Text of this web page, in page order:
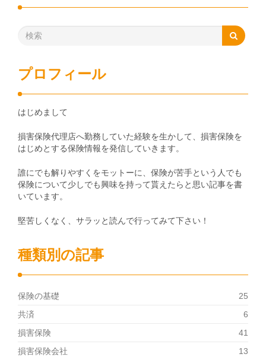
プロフィール
はじめまして
損害保険代理店へ勤務していた経験を生かして、損害保険を
はじめとする保険情報を発信していきます。
誰にでも解りやすくをモットーに、保険が苦手という人でも
保険について少しでも興味を持って貰えたらと思い記事を書
いています。
堅苦しくなく、サラッと読んで行ってみて下さい！
種類別の記事
保険の基礎
25
共済
6
損害保険
41
損害保険会社
13